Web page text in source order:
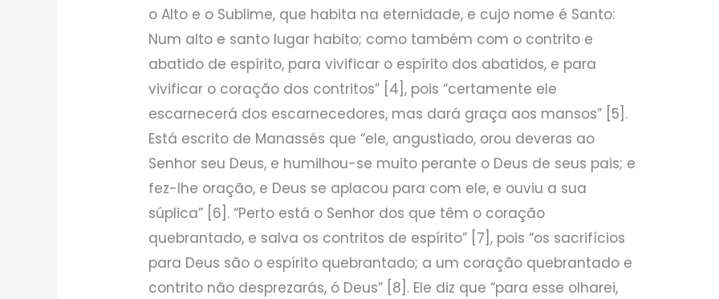
o Alto e o Sublime, que habita na eternidade, e cujo nome é Santo:
Num alto e santo lugar habito; como também com o contrito e
abatido de espírito, para vivificar o espírito dos abatidos, e para
vivificar o coração dos contritos” [4], pois “certamente ele
escarnecerá dos escarnecedores, mas dará graça aos mansos” [5].
Está escrito de Manassés que “ele, angustiado, orou deveras ao
Senhor seu Deus, e humilhou-se muito perante o Deus de seus pais; e
fez-lhe oração, e Deus se aplacou para com ele, e ouviu a sua
súplica” [6]. “Perto está o Senhor dos que têm o coração
quebrantado, e salva os contritos de espírito” [7], pois “os sacrifícios
para Deus são o espírito quebrantado; a um coração quebrantado e
contrito não desprezarás, ó Deus” [8]. Ele diz que “para esse olharei,